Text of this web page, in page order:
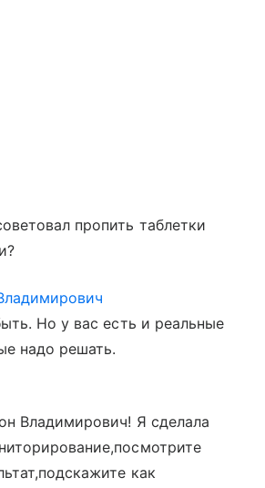
пропить таблетки
Но у вас есть и реальные
надо решать.
Владимирович! Я сделала
как